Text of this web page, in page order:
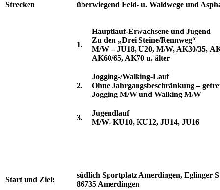
Strecken überwiegend Feld- u. Waldwege und
1.
Hauptlauf-Erwachsene und Jugend
Zu den „Drei Steine/Rennweg“
M/W – JU18, U20, M/W, AK30/35,
AK60/65, AK70 u. älter
2.
Jogging-/Walking-Lauf
Ohne Jahrgangsbeschränkung –
Jogging M/W und Walking M/W
3.
Jugendlauf
M/W- KU10, KU12, JU14, JU16
Start und Ziel:
südlich Sportplatz Amerdingen, Eglinger
86735 Amerdingen